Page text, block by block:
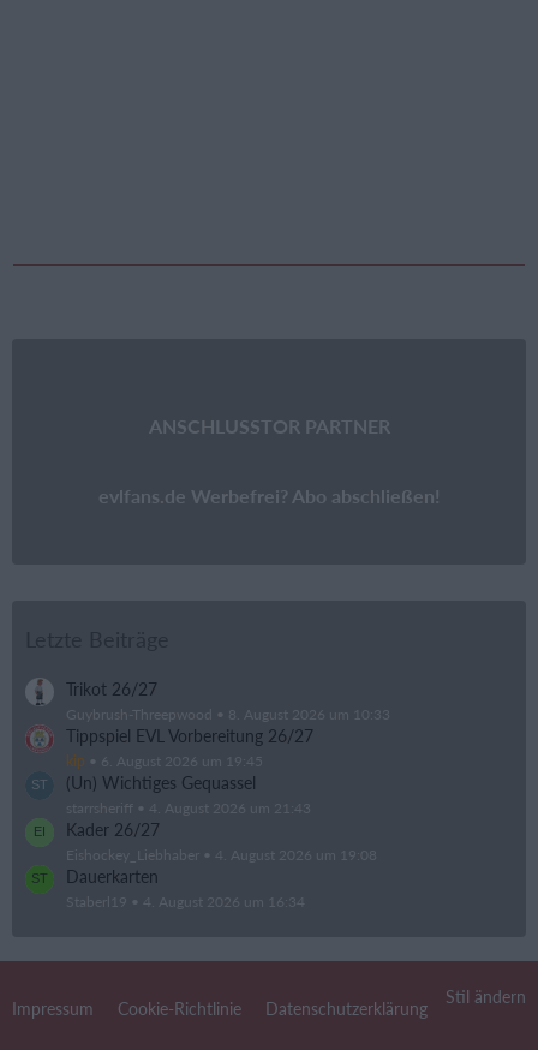
ANSCHLUSSTOR PARTNER
evlfans.de Werbefrei? Abo abschließen!
Trikot 26/27
Guybrush-Threepwood 8. August 2026 um 10:33
Tippspiel EVL Vorbereitung 26/27
kip 6. August 2026 um 19:45
(Un) Wichtiges Gequassel
starrsheriff 4. August 2026 um 21:43
Kader 26/27
Eishockey_Liebhaber 4. August 2026 um 19:08
Dauerkarten
Staberl19 4. August 2026 um 16:34
Stil ändern
Impressum Cookie-Richtlinie Datenschutzerklärung